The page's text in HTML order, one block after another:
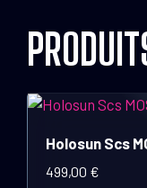
Holosun Scs
499,00 €